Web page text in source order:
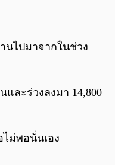
นไปมาจากในช่วง
ละร่วงลงมา 14,800
ม่พอนั่นเอง